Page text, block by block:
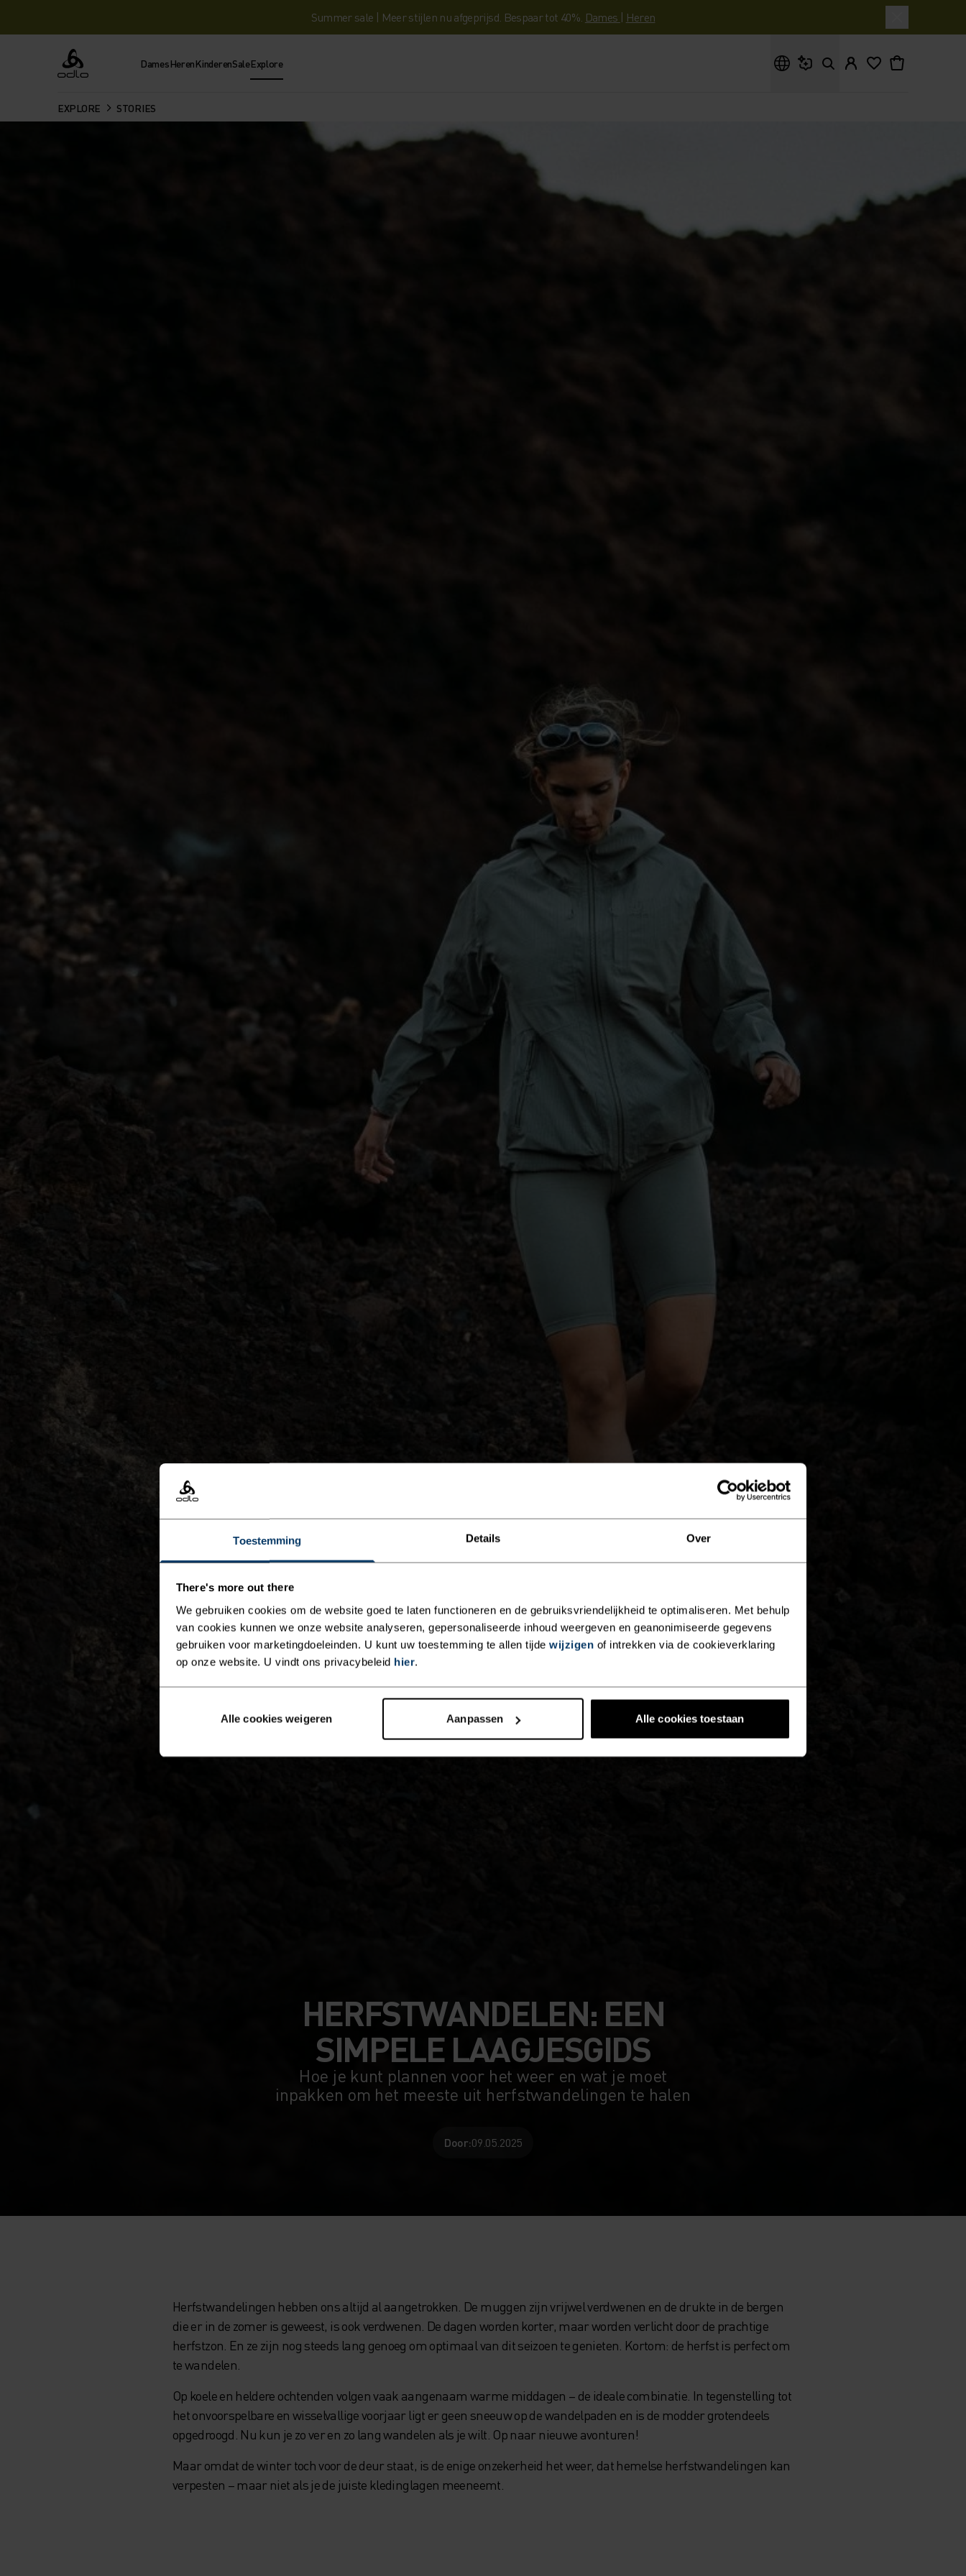
Toestemming Details Over
There's more out there
We gebruiken cookies om de website goed te laten functioneren en de gebruiksvriendelijkheid te optimaliseren. Met behulp
van cookies kunnen we onze website analyseren, gepersonaliseerde inhoud weergeven en geanonimiseerde gegevens
gebruiken voor marketingdoeleinden. U kunt uw toestemming te allen tijde wijzigen of intrekken via de cookieverklaring
op onze website. U vindt ons privacybeleid hier.
Alle cookies weigeren Aanpassen Alle cookies toestaan
Summer sale | Meer stijlen nu afgeprijsd. Bespaar tot 40%. Dames | Heren
Odlo DamesHerenKinderenSaleExplore
EXPLORE STORIES
HERFSTWANDELEN: EEN
SIMPELE LAAGJESGIDS
Hoe je kunt plannen voor het weer en wat je moet
inpakken om het meeste uit herfstwandelingen te halen
Door:09.05.2025
Herfstwandelingen hebben ons altijd al aangetrokken. De muggen zijn vrijwel verdwenen en de drukte in de bergen
die er in de zomer is geweest, is ook verdwenen. De dagen worden korter, maar worden verlicht door de prachtige
herfstzon. En ze zijn nog steeds lang genoeg om optimaal van dit seizoen te genieten. Kortom: de herfst is perfect om
te wandelen.
Op koele en heldere ochtenden volgen vaak aangenaam warme middagen – de ideale combinatie. In tegenstelling tot
het onvoorspelbare en wisselvallige voorjaar ligt er geen sneeuw op de wandelpaden en is de modder grotendeels
opgedroogd. Nu kun je zo ver en zo lang wandelen als je wilt. Op naar nieuwe avonturen!
Maar omdat de winter toch voor de deur staat, is de enige onzekerheid het weer, dat hemelse herfstwandelingen kan
verpesten – maar niet als je de juiste kledinglagen meeneemt.